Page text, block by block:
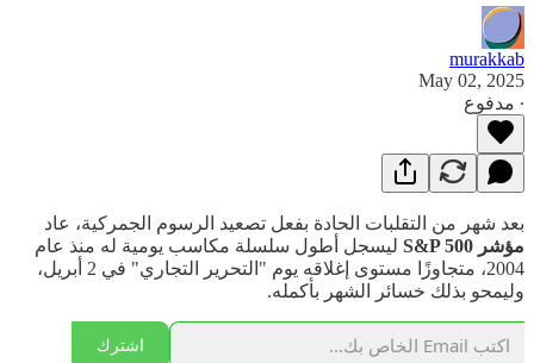
murakkab
May 02, 2025
∙ مدفوع
بعد شهر من التقلبات الحادة بفعل تصعيد الرسوم الجمركية، عاد
مؤشر S&P 500
ليسجل أطول سلسلة مكاسب يومية له منذ عام
2004، متجاوزًا مستوى إغلاقه يوم "التحرير التجاري" في 2 أبريل،
وليمحو بذلك خسائر الشهر بأكمله.
اشترك